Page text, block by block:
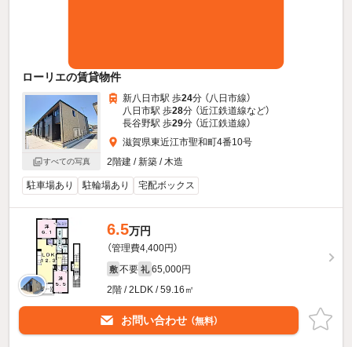
ローリエの賃貸物件
すべての写真
新八日市駅 歩24分 （八日市線）
八日市駅 歩28分 （近江鉄道線など）
長谷野駅 歩29分 （近江鉄道線）
滋賀県東近江市聖和町4番10号
2階建 / 新築 / 木造
駐車場あり 駐輪場あり 宅配ボックス
6.5万円
（管理費4,400円）
敷 不要 礼 65,000円
2階 / 2LDK / 59.16㎡
お問い合わせ （無料）